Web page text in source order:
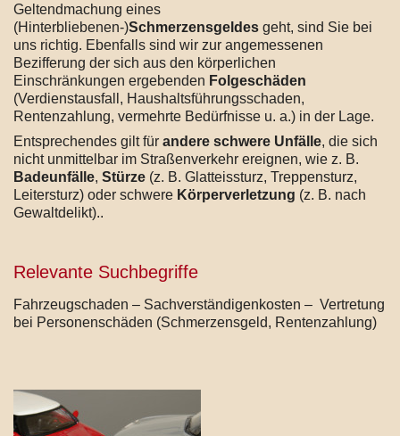
Geltendmachung eines
(Hinterbliebenen-)Schmerzensgeldes geht, sind Sie bei
uns richtig. Ebenfalls sind wir zur angemessenen
Bezifferung der sich aus den körperlichen
Einschränkungen ergebenden Folgeschäden
(Verdienstausfall, Haushaltsführungsschaden,
Rentenzahlung, vermehrte Bedürfnisse u. a.) in der Lage.
Entsprechendes gilt für andere schwere Unfälle, die sich
nicht unmittelbar im Straßenverkehr ereignen, wie z. B.
Badeunfälle, Stürze (z. B. Glatteissturz, Treppensturz,
Leitersturz) oder schwere Körperverletzung (z. B. nach
Gewaltdelikt)..
Relevante Suchbegriffe
Fahrzeugschaden – Sachverständigenkosten – Vertretung
bei Personenschäden (Schmerzensgeld, Rentenzahlung)